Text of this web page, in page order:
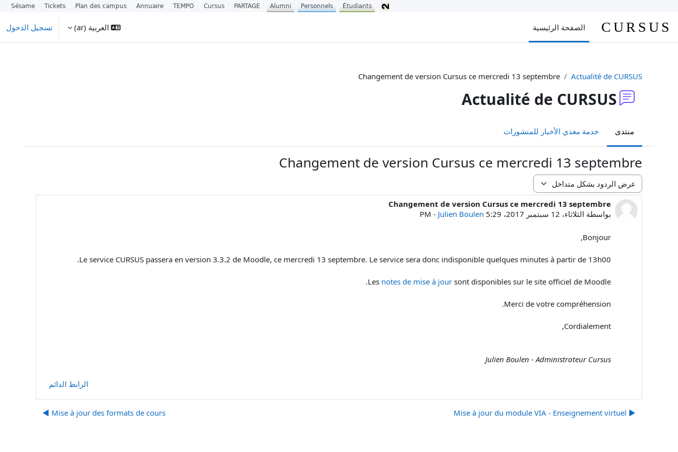
CURSUS الصفحة الرئيسية العربية ‎(ar)‎ تسجيل الدخول
Actualité de CURSUS
Changement de version Cursus ce mercredi 13 septembre
Actualité de CURSUS
منتدى خدمة مغذي الأخبار للمنشورات
Changement de version Cursus ce mercredi 13 septembre
نمط العرض
Changement de version Cursus ce mercredi 13 septembre
بواسطة الثلاثاء، 12 سبتمبر 2017، 5:29 PM - Julien Boulen
عدد الردود: 0
Bonjour,
Le service CURSUS passera en version 3.3.2 de Moodle, ce mercredi 13 septembre. Le service sera donc indisponible quelques minutes à partir de 13h00.
Les notes de mise à jour sont disponibles sur le site officiel de Moodle.
Merci de votre compréhension.
Cordialement,
Julien Boulen - Administrateur Cursus
الرابط الدائم
▶︎ Mise à jour du module VIA - Enseignement virtuel
Mise à jour des formats de cours ◀︎
Étudiants
Personnels
Alumni
PARTAGE
Cursus
TEMPO
Annuaire
Plan des campus
Tickets
Sésame